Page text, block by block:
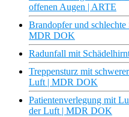
offenen Augen | ARTE
Brandopfer und schlechte
MDR DOK
Radunfall mit
Treppensturz mit
Luft | MDR DOK
Patientenverlegung mit
der Luft | MDR DOK